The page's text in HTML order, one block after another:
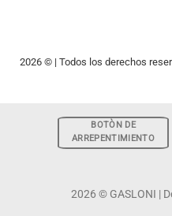
2026 © | Todos los derechos
BOTÒN DE
ARREPENTIMIENTO
2026 © GASLONI |